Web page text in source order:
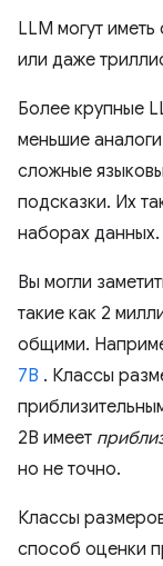
LLM могут
или даже
Более крупные
меньшие
сложные
подсказки. Их
наборах данных.
Вы могли
такие как 2
общими.
7B . Классы
2B имеет
но не точно.
Классы
способ оценки